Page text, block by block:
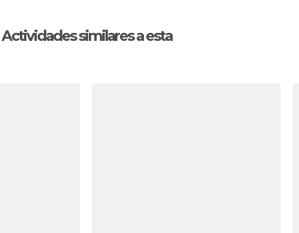
Actividades similares a esta